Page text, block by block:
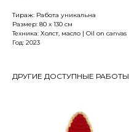
Тираж: Работа уникальна
Размер: 80 x 130 см
Техника: Холст, масло | Oil on canvas
Год: 2023
ДРУГИЕ ДОСТУПНЫЕ РАБОТЫ